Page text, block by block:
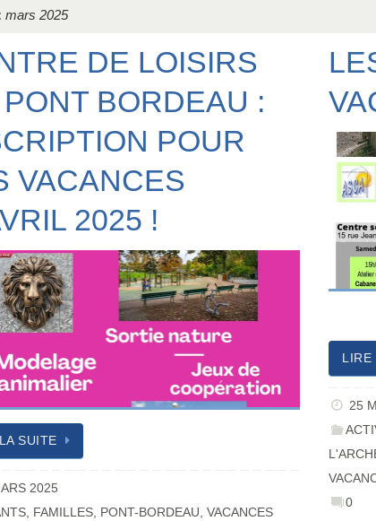
mars 2025
DE LOISIRS
BORDEAU :
POUR
VACANCES
2025 !
SUITE
2025
FAMILLES PONT-BORDEAU ,VACANCES
25
0